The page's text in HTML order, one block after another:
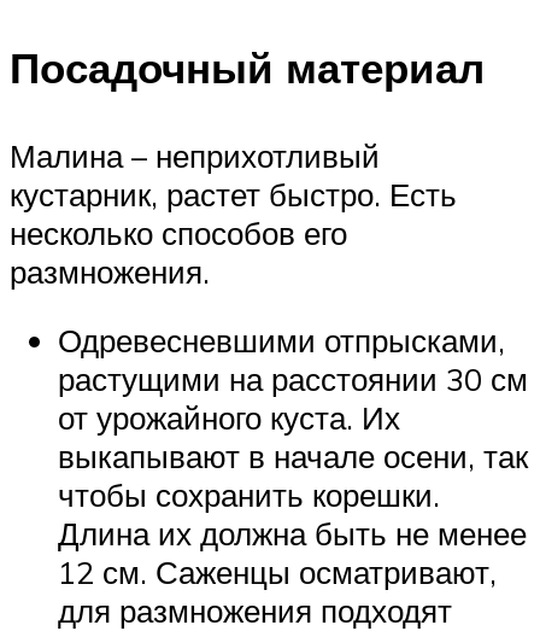
Посадочный материал
Малина – неприхотливый
кустарник, растет быстро. Есть
несколько способов его
размножения.
Одревесневшими отпрысками,
растущими на расстоянии 30 см
от урожайного куста. Их
выкапывают в начале осени, так
чтобы сохранить корешки.
Длина их должна быть не менее
12 см. Саженцы осматривают,
для размножения подходят